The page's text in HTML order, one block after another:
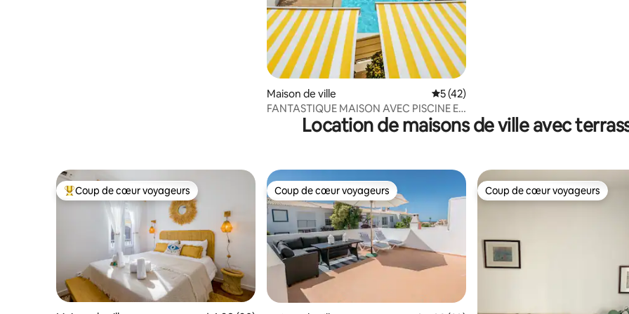
Maison de ville Évaluation moyenne sur la base de 42
5 (42)
FANTASTIQUE MAISON AVEC PISCINE ET
VUE SUR LA MER À LUZ
Location de maisons de ville avec
Coups de cœur voyageurs les plus appréciés
Coup de cœur voyageurs Coup de cœur voyageurs
Coup de cœur voyageurs Coup de cœur voyageurs
Coup de cœur voyageurs